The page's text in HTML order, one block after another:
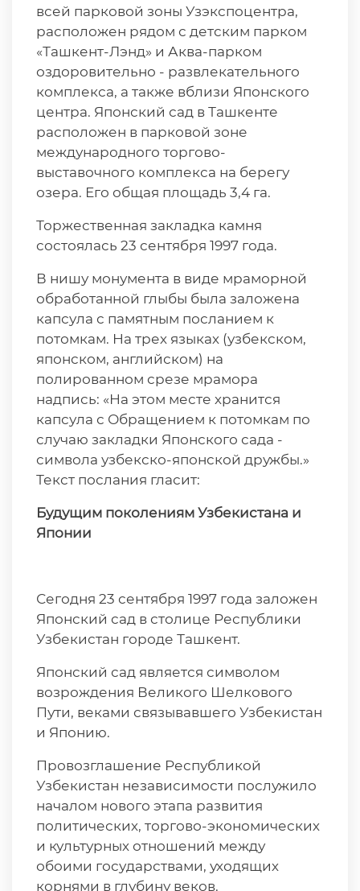
всей парковой зоны Узэкспоцентра,
расположен рядом с детским парком
«Ташкент-Лэнд» и Аква-парком
оздоровительно - развлекательного
комплекса, а также вблизи Японского
центра. Японский сад в Ташкенте
расположен в парковой зоне
международного торгово-
выставочного комплекса на берегу
озера. Его общая площадь 3,4 га.
Торжественная закладка камня
состоялась 23 сентября 1997 года.
В нишу монумента в виде мраморной
обработанной глыбы была заложена
капсула с памятным посланием к
потомкам. На трех языках (узбекском,
японском, английском) на
полированном срезе мрамора
надпись: «На этом месте хранится
капсула с Обращением к потомкам по
случаю закладки Японского сада -
символа узбекско-­японской дружбы.»
Текст послания гласит:
Будущим поколениям Узбекистана и
Японии
Сегодня 23 сентября 1997 года заложен
Японский сад в столице Республики
Узбекистан городе Ташкент.
Японский сад является символом
возрождения Великого Шелкового
Пути, веками связывавшего Узбекистан
и Японию.
Провозглашение Республикой
Узбекистан независимости послужило
началом нового этапа развития
политических, торгово-экономических
и культурных отношений между
обоими государствами, уходящих
корнями в глубину веков.